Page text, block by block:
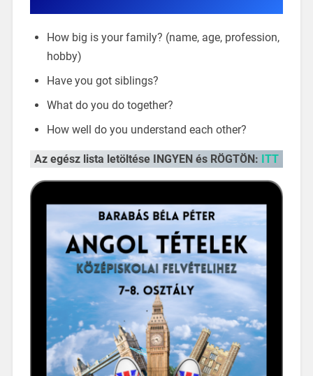
How big is your family? (name, age, profession,
hobby)
Have you got siblings?
What do you do together?
How well do you understand each other?
Az egész lista letöltése INGYEN és RÖGTÖN: ITT